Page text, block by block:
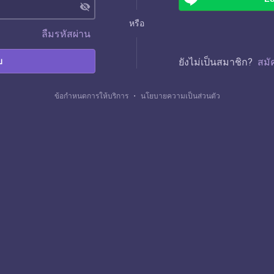
visibility_off
ลืมรหัสผ่าน
หรือ
ยังไม่เป็นสมาชิก? สมั
ข้อกำหนดการให้บริการ ・ นโยบายความเป็นส่วนตัว